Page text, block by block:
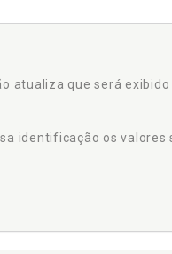
atualiza que será
identificação os valores